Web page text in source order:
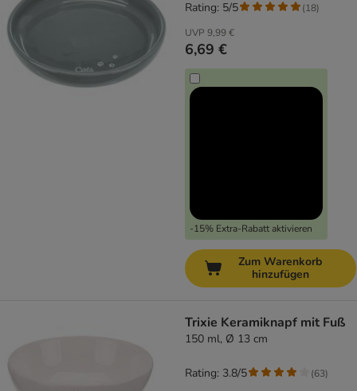
UVP 9,99 €
6,69 €
-15% Extra-Rabatt aktivieren
Rating: 5/5 (18)
Zum Warenkorb
hinzufügen
Trixie Keramiknapf mit Fuß
150 ml, Ø 13 cm
Rating: 3.8/5 (63)